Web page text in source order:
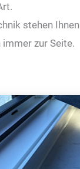
stehen Ihnen
zur Seite.